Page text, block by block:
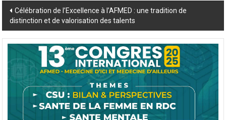
Post
navigation
Célébration de l’Excellence à l’AFMED : une tradition de
distinction et de valorisation des talents